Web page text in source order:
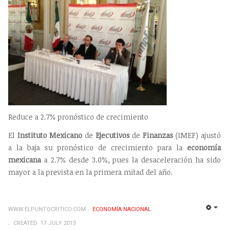
Reduce a 2.7% pronóstico de crecimiento
El Instituto Mexicano de Ejecutivosde Finanzas(IMEF) ajustó
a la baja su pronóstico de crecimiento para la economía
mexicanaa 2.7% desde 3.0%, pues la desaceleración ha sido
mayor a la prevista en la primera mitad del año.
WWW.ELPUNTOCRITICO.COM
ECONOMÍ­A NACIONAL
CREATED: 17 JULY 2013